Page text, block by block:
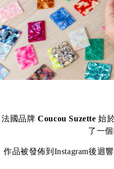
法國品牌 Coucou Suzette始
了一
作品被發佈到Instagram後迴